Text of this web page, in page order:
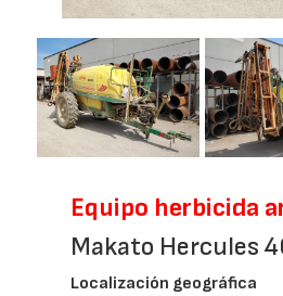
Equipo herbicida
Makato Hercules
Localización geográfica